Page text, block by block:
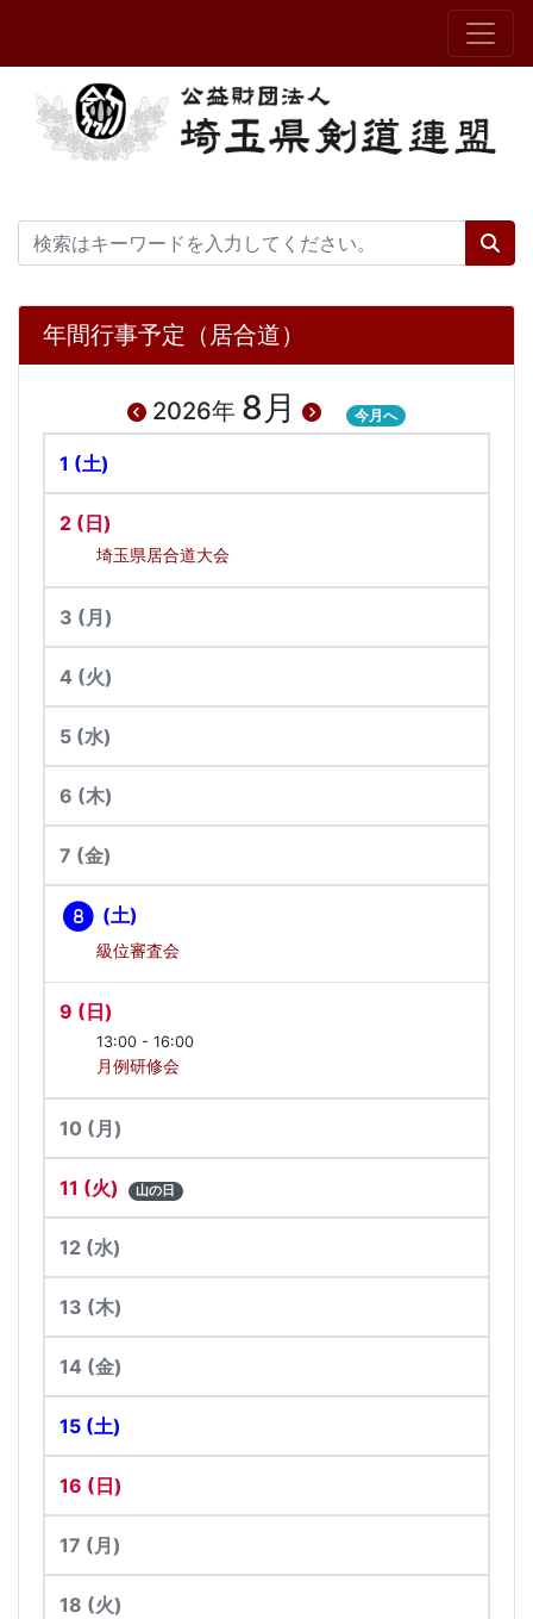
年間行事予定（居合道）
2026年 8月 今月へ
1 (土)
2 (日)
埼玉県居合道大会
3 (月)
4 (火)
5 (水)
6 (木)
7 (金)
8 (土)
級位審査会
9 (日)
13:00 - 16:00
月例研修会
10 (月)
11 (火) 山の日
12 (水)
13 (木)
14 (金)
15 (土)
16 (日)
17 (月)
18 (火)